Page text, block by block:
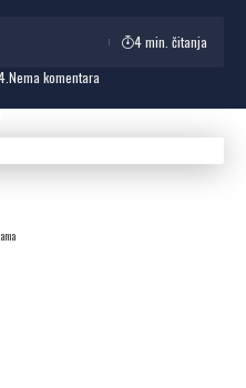
Nema komentara
4 min. čitanja